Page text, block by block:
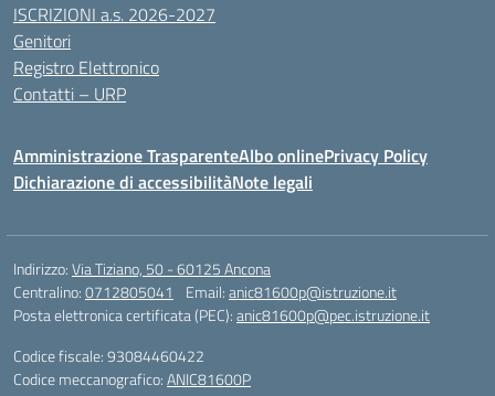
ISCRIZIONI a.s. 2026-2027
Genitori
Registro Elettronico
Contatti – URP
Amministrazione TrasparenteAlbo onlinePrivacy Policy
Dichiarazione di accessibilitàNote legali
Indirizzo:Via Tiziano, 50 - 60125 Ancona
Centralino:0712805041 Email:anic81600p@istruzione.it
Posta elettronica certificata (PEC):anic81600p@pec.istruzione.it
Codice fiscale: 93084460422
Codice meccanografico:ANIC81600P